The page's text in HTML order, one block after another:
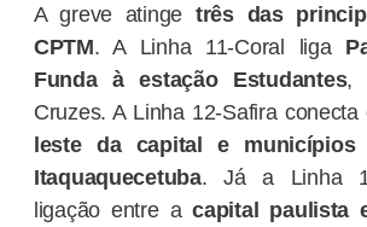
A greve atinge três das
CPTM. A Linha 11-Coral liga
Funda à estação Estudantes,
Cruzes. A Linha 12-Safira conecta
leste da capital e
Itaquaquecetuba. Já a Linha
ligação entre acapital paulista